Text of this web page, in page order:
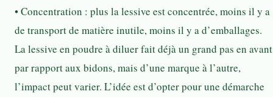
• Concentration : plus la lessive est concentrée, moins il y a
de transport de matière inutile, moins il y a d’emballages.
La lessive en poudre à diluer fait déjà un grand pas en avant
par rapport aux bidons, mais d’une marque à l’autre,
l’impact peut varier. L’idée est d’opter pour une démarche